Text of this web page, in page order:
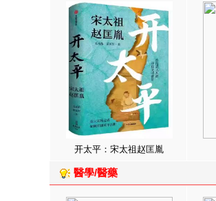
开太平：宋太祖赵匡胤
醫學/醫藥